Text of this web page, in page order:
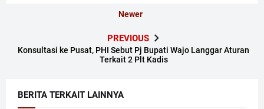
Newer
PREVIOUS
Konsultasi ke Pusat, PHI Sebut Pj Bupati Wajo Langgar Aturan
Terkait 2 Plt Kadis
BERITA TERKAIT LAINNYA